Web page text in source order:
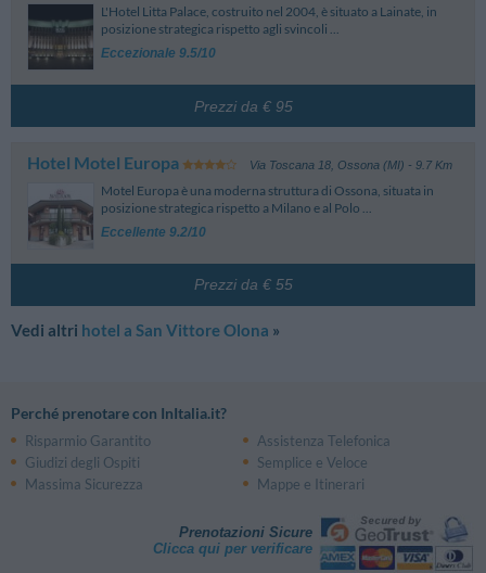
L'Hotel Litta Palace, costruito nel 2004, è situato a Lainate, in
posizione strategica rispetto agli svincoli ...
Eccezionale 9.5/10
Prezzi da € 95
Hotel Motel Europa Via Toscana 18, Ossona (MI) - 9.7 Km
Motel Europa è una moderna struttura di Ossona, situata in
posizione strategica rispetto a Milano e al Polo ...
Eccellente 9.2/10
Prezzi da € 55
Vedi altri hotel a San Vittore Olona »
Perché prenotare con InItalia.it?
Risparmio Garantito
Assistenza Telefonica
Giudizi degli Ospiti
Semplice e Veloce
Massima Sicurezza
Mappe e Itinerari
Prenotazioni Sicure
Clicca qui per verificare